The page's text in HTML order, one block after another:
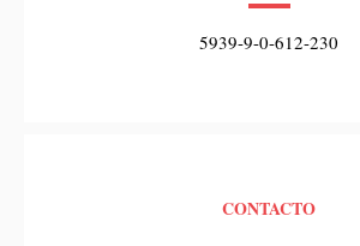
5939-9-0-612-230
CONTACTO